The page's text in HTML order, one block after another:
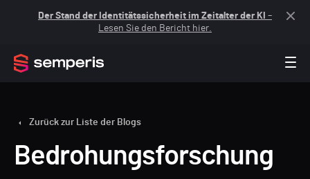
Der Stand der Identitätssicherheit im Zeitalter der KI –
Lesen Sie den Bericht hier.
Zurück zur Liste der Blogs
Bedrohungsforschung